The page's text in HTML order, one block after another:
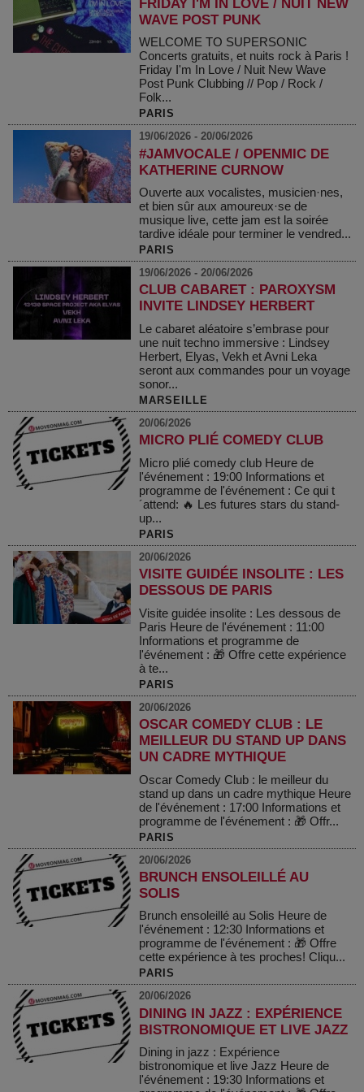
FRIDAY I'M IN LOVE / NUIT NEW
WAVE POST PUNK
WELCOME TO SUPERSONIC
Concerts gratuits, et nuits rock à Paris !
Friday I'm In Love / Nuit New Wave
Post Punk Clubbing // Pop / Rock /
Folk...
PARIS
19/06/2026 - 20/06/2026
#JAMVOCALE / OPENMIC DE
KATHERINE CURNOW
Ouverte aux vocalistes, musicien·nes,
et bien sûr aux amoureux·se de
musique live, cette jam est la soirée
tardive idéale pour terminer le vendred...
PARIS
19/06/2026 - 20/06/2026
CLUB CABARET : PAROXYSM
INVITE LINDSEY HERBERT
Le cabaret aléatoire s’embrase pour
une nuit techno immersive : Lindsey
Herbert, Elyas, Vekh et Avni Leka
seront aux commandes pour un voyage
sonor...
MARSEILLE
20/06/2026
MICRO PLIÉ COMEDY CLUB
Micro plié comedy club Heure de
l'événement : 19:00 Informations et
programme de l'événement : Ce qui t
´attend: 🔥 Les futures stars du stand-
up...
PARIS
20/06/2026
VISITE GUIDÉE INSOLITE : LES
DESSOUS DE PARIS
Visite guidée insolite : Les dessous de
Paris Heure de l'événement : 11:00
Informations et programme de
l'événement : 🎁 Offre cette expérience
à te...
PARIS
20/06/2026
OSCAR COMEDY CLUB : LE
MEILLEUR DU STAND UP DANS
UN CADRE MYTHIQUE
Oscar Comedy Club : le meilleur du
stand up dans un cadre mythique Heure
de l'événement : 17:00 Informations et
programme de l'événement : 🎁 Offr...
PARIS
20/06/2026
BRUNCH ENSOLEILLÉ AU
SOLIS
Brunch ensoleillé au Solis Heure de
l'événement : 12:30 Informations et
programme de l'événement : 🎁 Offre
cette expérience à tes proches! Cliqu...
PARIS
20/06/2026
DINING IN JAZZ : EXPÉRIENCE
BISTRONOMIQUE ET LIVE JAZZ
Dining in jazz : Expérience
bistronomique et live Jazz Heure de
l'événement : 19:30 Informations et